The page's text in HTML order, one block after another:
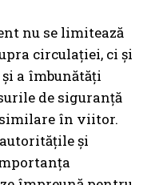
nu se limitează
circulației, ci și
a îmbunătăți
de siguranță
în viitor.
și